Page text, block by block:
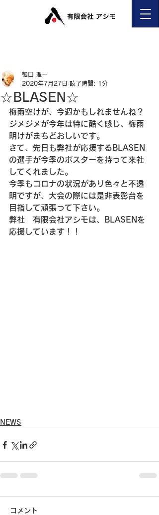
☆BLASEN☆
樋口 理一
2020年7月27日 読了時間: 1分
梅雨空けが、今週かもしれませんね？
ジメジメが今年は特に酷く感じ、梅雨
明けがまちどおしいです。
さて、先日も弊社が応援するBLASEN
の選手が今季のポスターを持って来社
してくれました。
今季もコロナの状況があり色々と不透
明ですが、大会の際には是非表彰台を
目指して頑張って下さい。
弊社　有限会社アシモは、BLASENを
応援しています！！
NEWS
コメント